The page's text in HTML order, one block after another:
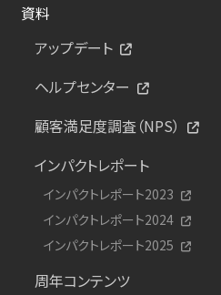
資料
アップデート
ヘルプセンター
顧客満足度調査（NPS）
インパクトレポート
インパクトレポート2023
インパクトレポート2024
インパクトレポート2025
周年コンテンツ